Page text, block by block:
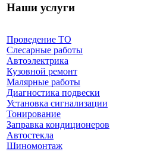
Наши услуги
Проведение ТО
Слесарные работы
Автоэлектрика
Кузовной ремонт
Малярные работы
Диагностика подвески
Установка сигнализации
Тонирование
Заправка кондиционеров
Автостекла
Шиномонтаж